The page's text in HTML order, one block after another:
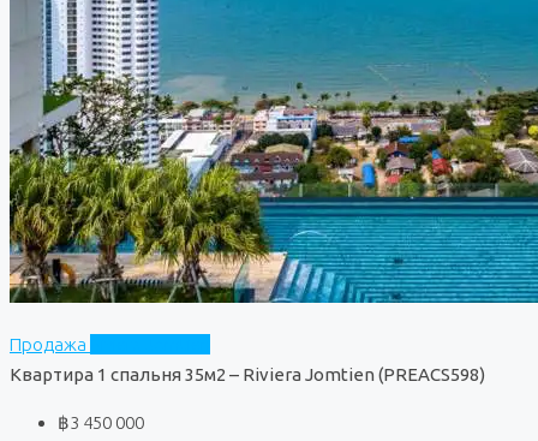
Продажа
Квартира 1 спальня 35м2 – Riviera Jomtien (PREACS598)
฿3 450 000